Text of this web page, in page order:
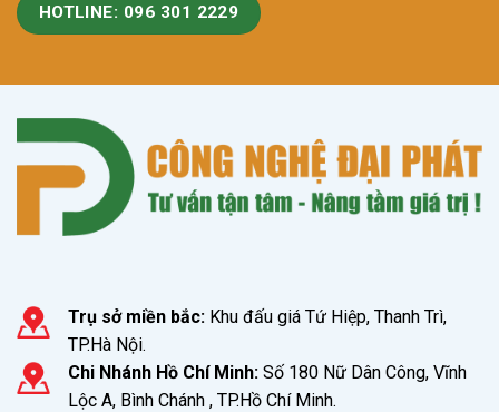
HOTLINE: 096 301 2229
Trụ sở miền bắc: Khu đấu giá Tứ Hiệp, Thanh Trì,
TP.Hà Nội.
Chi Nhánh Hồ Chí Minh: Số 180 Nữ Dân Công, Vĩnh
Lộc A, Bình Chánh , TP.Hồ Chí Minh.